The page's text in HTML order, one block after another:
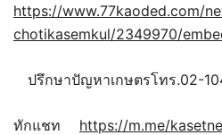
https://www.77kaoded.com/
chotikasemkul/2349970/
ปรึกษาปัญหาเกษตรโทร.02-
ทักแชท https://m.me/